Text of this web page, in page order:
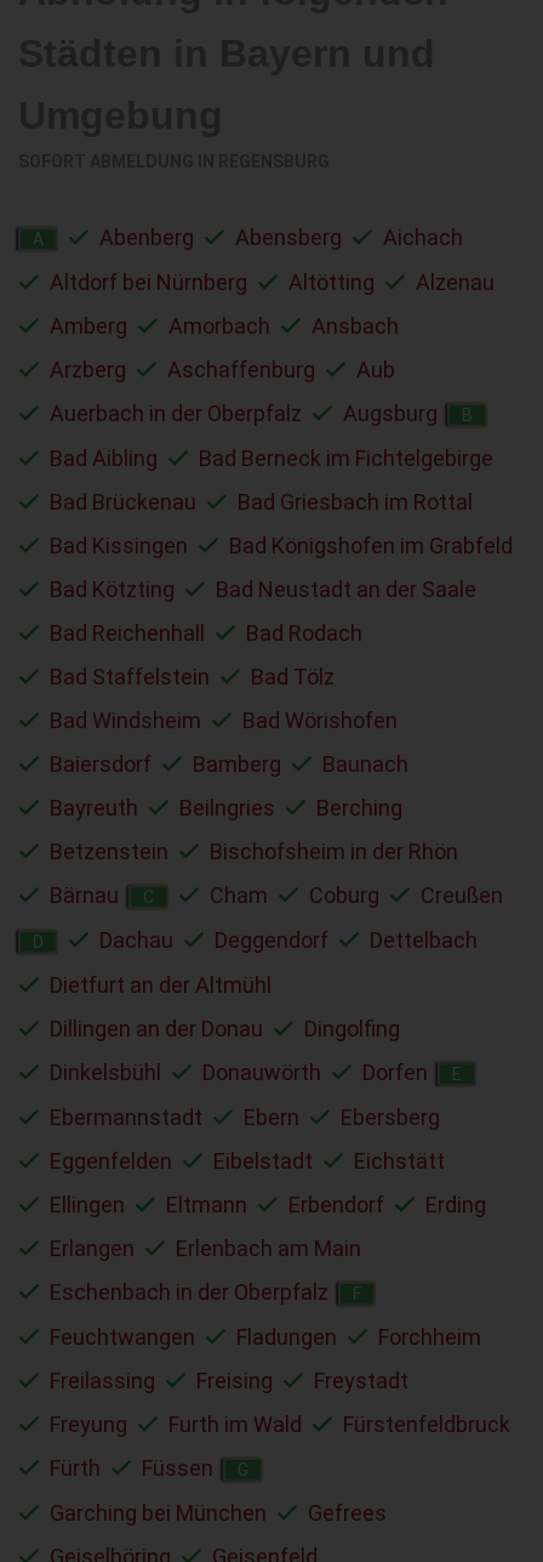
A Abenberg Abensberg
Aichach
Altdorf bei Nürnberg
Altötting
Alzenau
Amberg
Amorbach
Ansbach
Arzberg
Aschaffenburg
Aub
Auerbach in der Oberpfalz
Augsburg B
Bad Aibling
Bad Berneck im Fichtelgebirge
Bad Brückenau
Bad Griesbach im Rottal
Bad Kissingen
Bad Königshofen im Grabfeld
Bad Kötzting
Bad Neustadt an der Saale
Bad Reichenhall
Bad Rodach
Bad Staffelstein
Bad Tölz
Bad Windsheim
Bad Wörishofen
Baiersdorf
Bamberg
Baunach
Bayreuth
Beilngries
Berching
Betzenstein
Bischofsheim in der Rhön
Bärnau
C Cham Coburg Creußen
D Dachau Deggendorf
Dettelbach
Dietfurt an der Altmühl
Dillingen an der Donau
Dingolfing
Dinkelsbühl
Donauwörth Dorfen E
Ebermannstadt Ebern
Ebersberg
Eggenfelden
Eibelstadt
Eichstätt
Ellingen
Eltmann Erbendorf
Erding
Erlangen
Erlenbach am Main
Eschenbach in der Oberpfalz
F
Feuchtwangen Fladungen
Forchheim
Freilassing
Freising
Freystadt
Freyung
Furth im Wald
Fürstenfeldbruck
Fürth
Füssen G
Garching bei München
Gefrees
Geiselhöring
Geisenfeld